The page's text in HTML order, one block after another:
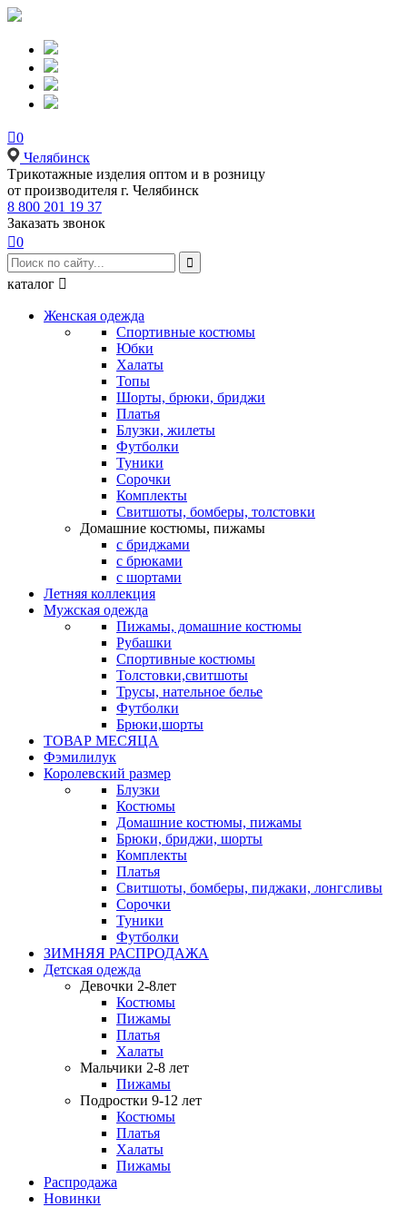
0
Челябинск
Tрикотажные изделия оптом и в розницу
от производителя г. Челябинск
8 800 201 19 37
Заказать звонок
0

каталог 
Женская одежда
Спортивные костюмы
Юбки
Халаты
Топы
Шорты, брюки, бриджи
Платья
Блузки, жилеты
Футболки
Туники
Сорочки
Комплекты
Свитшоты, бомберы, толстовки
Домашние костюмы, пижамы
с бриджами
с брюками
с шортами
Летняя коллекция
Мужская одежда
Пижамы, домашние костюмы
Рубашки
Спортивные костюмы
Толстовки,свитшоты
Трусы, нательное белье
Футболки
Брюки,шорты
ТОВАР МЕСЯЦА
Фэмилилук
Королевский размер
Блузки
Костюмы
Домашние костюмы, пижамы
Брюки, бриджи, шорты
Комплекты
Платья
Свитшоты, бомберы, пиджаки, лонгсливы
Сорочки
Туники
Футболки
ЗИМНЯЯ РАСПРОДАЖА
Детская одежда
Девочки 2-8лет
Костюмы
Пижамы
Платья
Халаты
Мальчики 2-8 лет
Пижамы
Подростки 9-12 лет
Костюмы
Платья
Халаты
Пижамы
Распродажа
Новинки